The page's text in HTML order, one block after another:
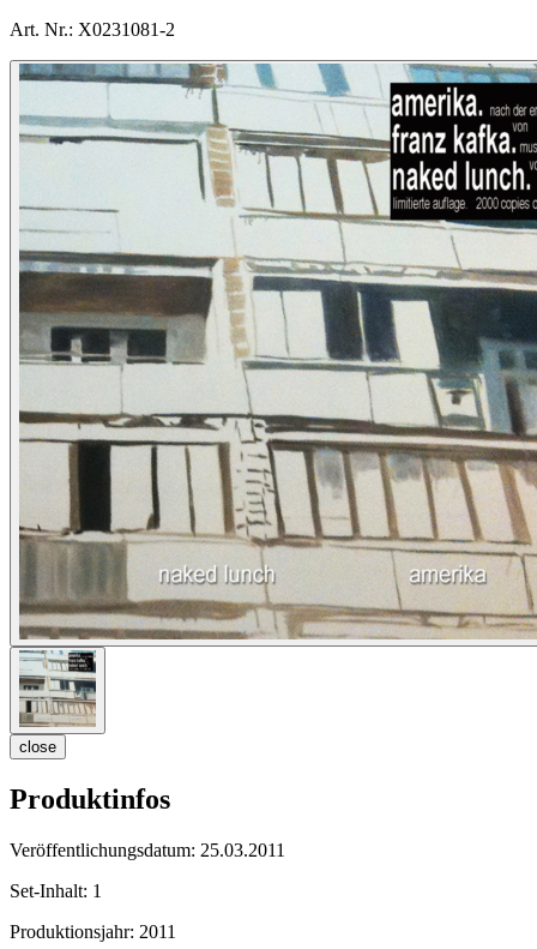
Art. Nr.: X0231081-2
close
Produktinfos
Veröffentlichungsdatum: 25.03.2011
Set-Inhalt: 1
Produktionsjahr: 2011